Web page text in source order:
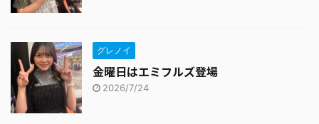
グレノイ
金曜日はエミフルズ登場
2026/7/24